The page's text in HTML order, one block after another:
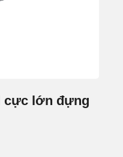
cực lớn đựng